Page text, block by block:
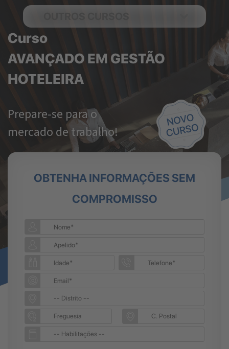
Curso
AVANÇADO EM GESTÃO
HOTELEIRA
Prepare-se para o
mercado de trabalho!
OBTENHA INFORMAÇÕES SEM
COMPROMISSO